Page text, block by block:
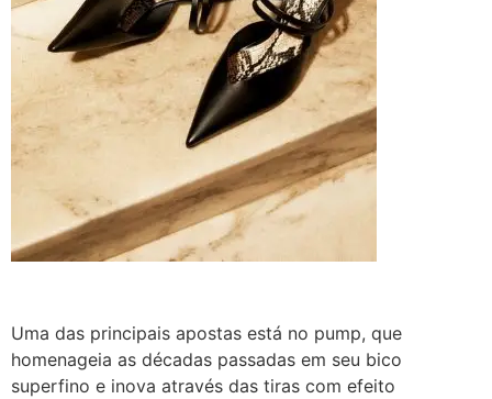
Uma das principais apostas está no pump, que
homenageia as décadas passadas em seu bico
superfino e inova através das tiras com efeito